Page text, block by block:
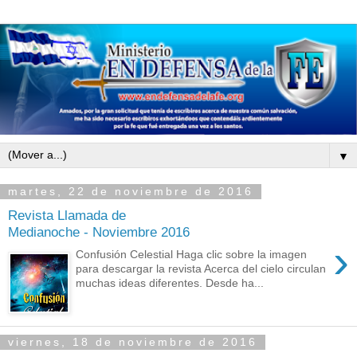
▼
martes, 22 de noviembre de 2016
Revista Llamada de
Medianoche - Noviembre 2016
›
Confusión Celestial Haga clic sobre la imagen
para descargar la revista Acerca del cielo circulan
muchas ideas diferentes. Desde ha...
viernes, 18 de noviembre de 2016